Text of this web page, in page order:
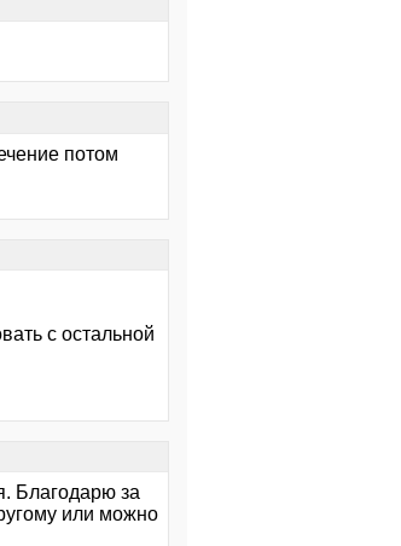
потом
с остальной
Благодарю за
или можно